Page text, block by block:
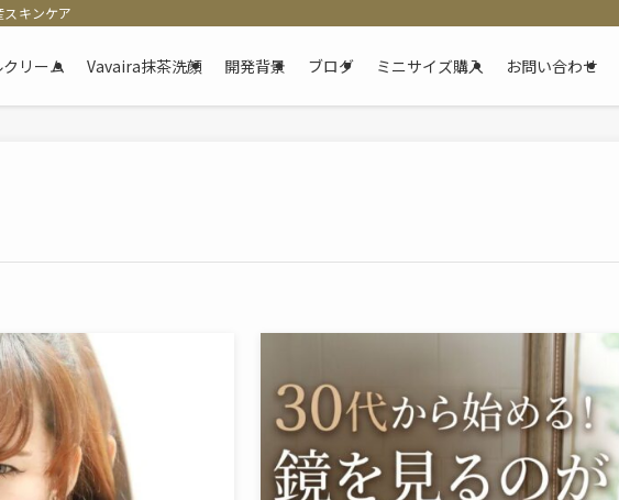
キンケア
リーム Vavaira抹茶洗顔 開発背景 ブログ ミニサイズ購入 お問い合わせ